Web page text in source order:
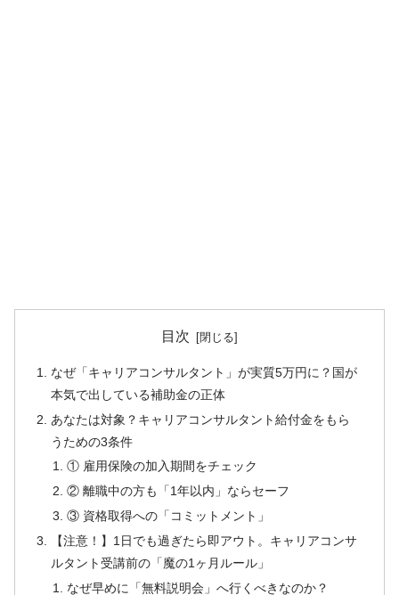
目次
なぜ「キャリアコンサルタント」が実質5万円に？国が
本気で出している補助金の正体
あなたは対象？キャリアコンサルタント給付金をもら
うための3条件
① 雇用保険の加入期間をチェック
② 離職中の方も「1年以内」ならセーフ
③ 資格取得への「コミットメント」
【注意！】1日でも過ぎたら即アウト。キャリアコンサ
ルタント受講前の「魔の1ヶ月ルール」
なぜ早めに「無料説明会」へ行くべきなのか？